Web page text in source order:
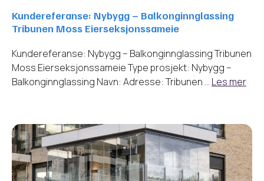
Kundereferanse: Nybygg – Balkonginnglassing
Tribunen Moss Eierseksjonssameie
Kundereferanse: Nybygg – Balkonginnglassing Tribunen
Moss Eierseksjonssameie Type prosjekt: Nybygg –
Balkonginnglassing Navn: Adresse: Tribunen … Les mer